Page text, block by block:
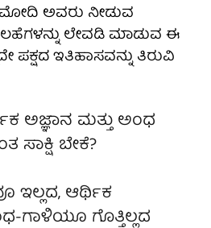
ಮೋದಿ ಅವರು ನೀಡುವ
ಲೇವಡಿ ಮಾಡುವ ಈ
ಪಕ್ಷದ ಇತಿಹಾಸವನ್ನು ತಿರುವಿ
ಅಜ್ಞಾನ ಮತ್ತು ಅಂಧ
ಸಾಕ್ಷಿ ಬೇಕೆ?
ಇಲ್ಲದ, ಆರ್ಥಿಕ
ಗೊತ್ತಿಲ್ಲದ